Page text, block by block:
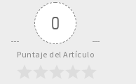
0
Puntaje del Artículo